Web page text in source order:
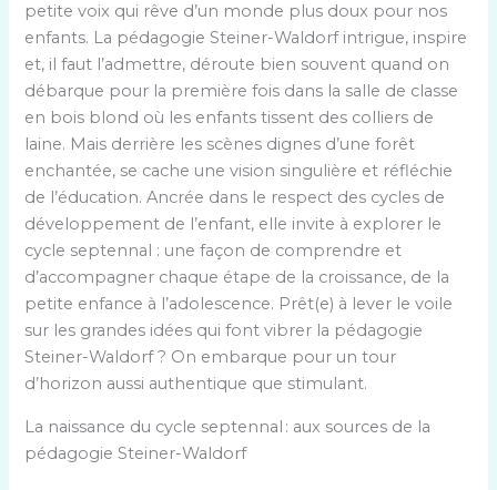
petite voix qui rêve d’un monde plus doux pour nos
enfants. La pédagogie Steiner-Waldorf intrigue, inspire
et, il faut l’admettre, déroute bien souvent quand on
débarque pour la première fois dans la salle de classe
en bois blond où les enfants tissent des colliers de
laine. Mais derrière les scènes dignes d’une forêt
enchantée, se cache une vision singulière et réfléchie
de l’éducation. Ancrée dans le respect des cycles de
développement de l’enfant, elle invite à explorer le
cycle septennal : une façon de comprendre et
d’accompagner chaque étape de la croissance, de la
petite enfance à l’adolescence. Prêt(e) à lever le voile
sur les grandes idées qui font vibrer la pédagogie
Steiner-Waldorf ? On embarque pour un tour
d’horizon aussi authentique que stimulant.
La naissance du cycle septennal : aux sources de la
pédagogie Steiner-Waldorf